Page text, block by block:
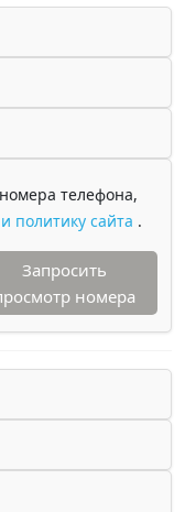
телефона,
политику сайта .
Запросить
номера